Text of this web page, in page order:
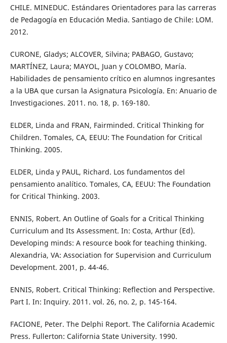
CHILE. MINEDUC. Estándares Orientadores para las carreras
de Pedagogía en Educación Media. Santiago de Chile: LOM.
2012.
CURONE, Gladys; ALCOVER, Silvina; PABAGO, Gustavo;
MARTÍNEZ, Laura; MAYOL, Juan y COLOMBO, María.
Habilidades de pensamiento crítico en alumnos ingresantes
a la UBA que cursan la Asignatura Psicología. En: Anuario de
Investigaciones. 2011. no. 18, p. 169-180.
ELDER, Linda and FRAN, Fairminded. Critical Thinking for
Children. Tomales, CA, EEUU: The Foundation for Critical
Thinking. 2005.
ELDER, Linda y PAUL, Richard. Los fundamentos del
pensamiento analítico. Tomales, CA, EEUU: The Foundation
for Critical Thinking. 2003.
ENNIS, Robert. An Outline of Goals for a Critical Thinking
Curriculum and Its Assessment. In: Costa, Arthur (Ed).
Developing minds: A resource book for teaching thinking.
Alexandria, VA: Association for Supervision and Curriculum
Development. 2001, p. 44-46.
ENNIS, Robert. Critical Thinking: Reflection and Perspective.
Part I. In: Inquiry. 2011. vol. 26, no. 2, p. 145-164.
FACIONE, Peter. The Delphi Report. The California Academic
Press. Fullerton: California State University. 1990.